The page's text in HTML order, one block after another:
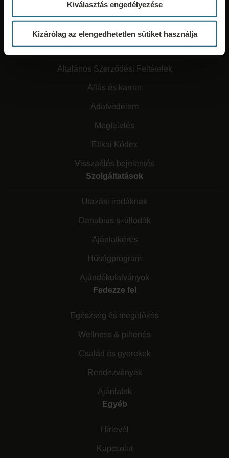
Kiválasztás engedélyezése
Kizárólag az elengedhetetlen sütiket használja
Általános Szerződési Feltételek
Állás és karrier
Adatvédelem
Megfelelés
Etikai Kódex
Visszaélés bejelentés
Szolgáltatások
Utazási irodáknak
Danubius szállodák
Ajánlatkérés
Hűségprogram
Ajándékutalványok
Fedezze fel
Egészség és megelőzés
Wellness & pihenés
Család és gyerekek
Rendezvények
Ajánlatok
Egyéb
Hírlevél
Kapcsolat